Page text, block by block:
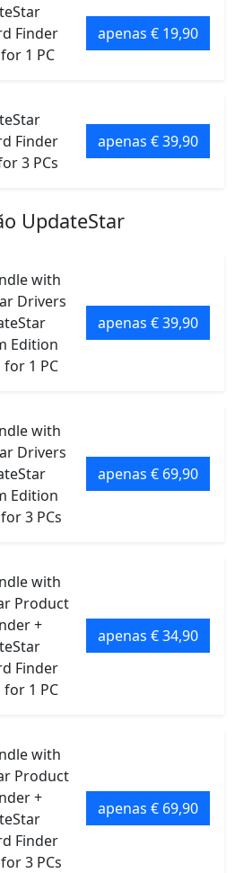
Finder
1 PC
apenas € 19,90
Finder
3 PCs
apenas € 39,90
UpdateStar
with
Drivers
Edition
for 1 PC
apenas € 39,90
with
Drivers
Edition
3 PCs
apenas € 69,90
with
Product
+
Finder
for 1 PC
apenas € 34,90
with
Product
+
Finder
3 PCs
apenas € 69,90